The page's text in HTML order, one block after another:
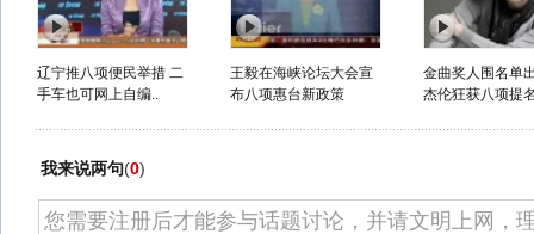
辽宁推八项便民举措 二
手车也可网上自编..
王毅在海峡论坛大会宣
布八项惠台新政策
金曲奖人围名单
杰伦狂获八项提
我来说两句(0)